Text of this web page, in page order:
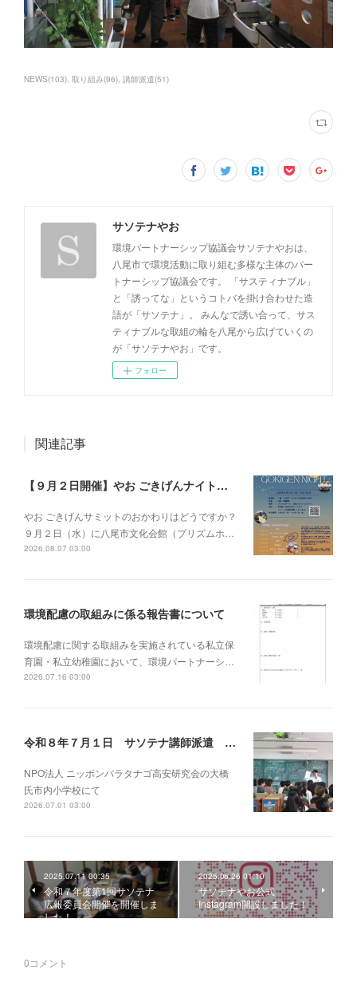
NEWS(103) 取り組み(96) 講師派遣(51)
サソテナやお
環境パートナーシップ協議会サソテナやおは、
八尾市で環境活動に取り組む多様な主体のパー
トナーシップ協議会です。 「サスティナブル」
と「誘ってな」というコトバを掛け合わせた造
語が「サソテナ」。 みんなで誘い合って、サス
ティナブルな取組の輪を八尾から広げていくの
が「サソテナやお」です。
フォロー
関連記事
【９月２日開催】やお ごきげんナイトを開催します！
やお ごきげんサミットのおかわりはどうですか？
９月２日（水）に八尾市文化会館（プリズムホ…
2026.08.07 03:00
環境配慮の取組みに係る報告書について
環境配慮に関する取組みを実施されている私立保
育園・私立幼稚園において、環境パートナーシ…
2026.07.16 03:00
令和８年７月１日 サソテナ講師派遣 市内小学校
NPO法人 ニッポンバラタナゴ高安研究会の大橋
氏市内小学校にて
2026.07.01 03:00
2025.07.11 00:35
令和７年度第1回サソテナ
広報委員会開催を開催しま
した！
2025.06.26 01:10
サソテナやお公式
Instagram開設しました！
0コメント